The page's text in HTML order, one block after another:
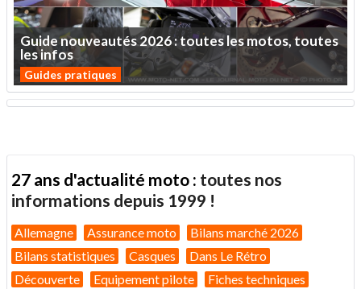
Guidenouveautés2026:touteslesmotos,toutes
lesinfos
Guides pratiques
27 ans d'actualité moto : toutes nos
informations depuis 1999 !
Allemagne Assurance moto
Bilans marché 2026
Bilans statistiques
Casques
Dans Le Rétro
Découverte
Equipement pilote Fiches techniques